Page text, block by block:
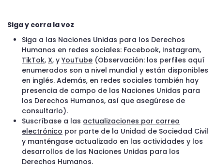
Siga y corra la voz
Siga a las Naciones Unidas para los Derechos
Humanos en redes sociales: Facebook, Instagram,
TikTok, X, y YouTube (Observación: los perfiles aquí
enumerados son a nivel mundial y están disponibles
en inglés. Además, en redes sociales también hay
presencia de campo de las Naciones Unidas para
los Derechos Humanos, así que asegúrese de
consultarlo).
Suscríbase a las actualizaciones por correo
electrónico por parte de la Unidad de Sociedad Civil
y manténgase actualizado en las actividades y los
desarrollos de las Naciones Unidas para los
Derechos Humanos.